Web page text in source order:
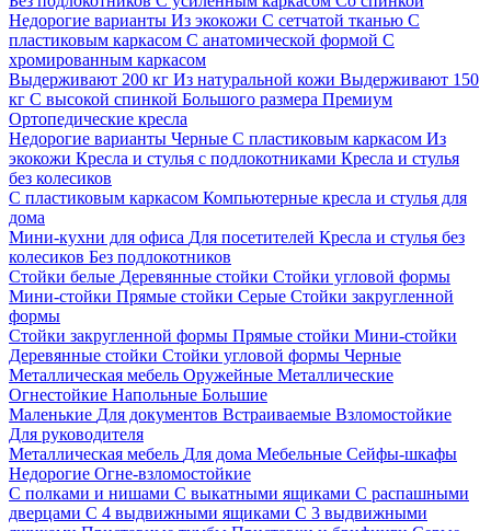
Недорогие варианты Из экокожи С сетчатой тканью С
пластиковым каркасом С анатомической формой С
хромированным каркасом
Выдерживают 200 кг Из натуральной кожи Выдерживают 150
кг С высокой спинкой Большого размера Премиум
Ортопедические кресла
Недорогие варианты Черные С пластиковым каркасом Из
экокожи Кресла и стулья с подлокотниками Кресла и стулья
без колесиков
С пластиковым каркасом Компьютерные кресла и стулья для
дома
Мини-кухни для офиса Для посетителей Кресла и стулья без
колесиков Без подлокотников
Стойки белые Деревянные стойки Стойки угловой формы
Мини-стойки Прямые стойки Серые Стойки закругленной
формы
Стойки закругленной формы Прямые стойки Мини-стойки
Деревянные стойки Стойки угловой формы Черные
Металлическая мебель Оружейные Металлические
Огнестойкие Напольные Большие
Маленькие Для документов Встраиваемые Взломостойкие
Для руководителя
Металлическая мебель Для дома Мебельные Сейфы-шкафы
Недорогие Огне-взломостойкие
С полками и нишами С выкатными ящиками С распашными
дверцами С 4 выдвижными ящиками С 3 выдвижными